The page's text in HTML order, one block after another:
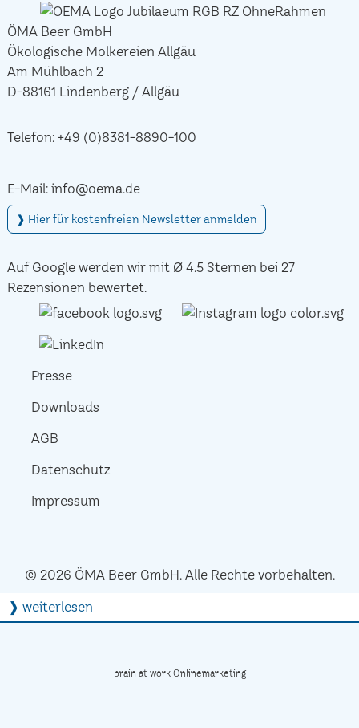
ÖMA Beer GmbH
Ökologische Molkereien Allgäu
Am Mühlbach 2
D-88161 Lindenberg / Allgäu
Telefon: +49 (0)8381-8890-100
E-Mail: info@oema.de
❱ Hier für kostenfreien Newsletter anmelden
Auf Google werden wir mit Ø 4.5 Sternen bei 27
Rezensionen bewertet.
Presse
Downloads
AGB
Datenschutz
Impressum
© 2026 ÖMA Beer GmbH. Alle Rechte vorbehalten.
❱ weiterlesen
brain at work Onlinemarketing